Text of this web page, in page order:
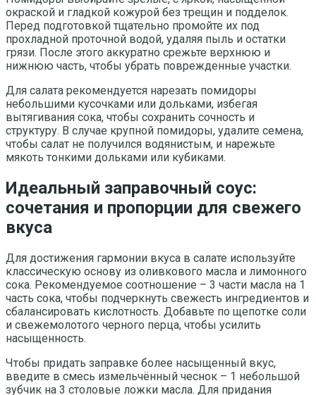
окраской и гладкой кожурой без трещин и подделок.
Перед подготовкой тщательно промойте их под
прохладной проточной водой, удаляя пыль и остатки
грязи. После этого аккуратно срежьте верхнюю и
нижнюю часть, чтобы убрать поврежденные участки.
Для салата рекомендуется нарезать помидоры
небольшими кусочками или дольками, избегая
вытягивания сока, чтобы сохранить сочность и
структуру. В случае крупной помидоры, удалите семена,
чтобы салат не получился водянистым, и нарежьте
мякоть тонкими дольками или кубиками.
Идеальный заправочный соус:
сочетания и пропорции для свежего
вкуса
Для достижения гармонии вкуса в салате используйте
классическую основу из оливкового масла и лимонного
сока. Рекомендуемое соотношение – 3 части масла на 1
часть сока, чтобы подчеркнуть свежесть ингредиентов и
сбалансировать кислотность. Добавьте по щепотке соли
и свежемолотого черного перца, чтобы усилить
насыщенность.
Чтобы придать заправке более насыщенный вкус,
введите в смесь измельчённый чеснок – 1 небольшой
зубчик на 3 столовые ложки масла. Для придания